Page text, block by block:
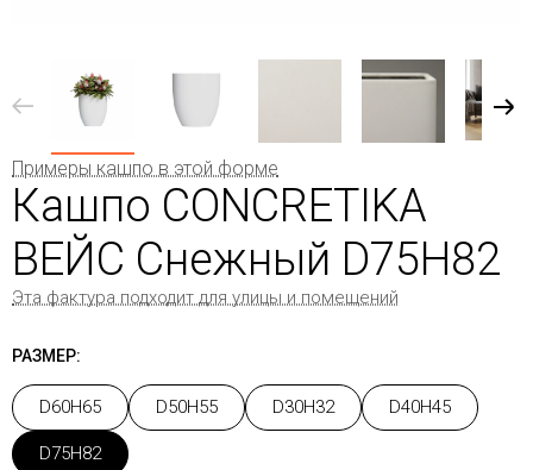
Примеры кашпо в этой форме
Кашпо CONCRETIKA
ВЕЙС Снежный D75H82
Эта фактура подходит для улицы и помещений
РАЗМЕР:
D60H65 D50H55 D30H32 D40H45
D75H82